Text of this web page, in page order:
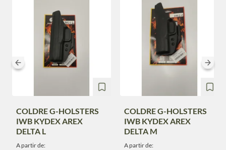
COLDRE G-HOLSTERS
IWB KYDEX AREX
DELTA L
A partir de:
COLDRE G-HOLSTERS
IWB KYDEX AREX
DELTA M
A partir de: